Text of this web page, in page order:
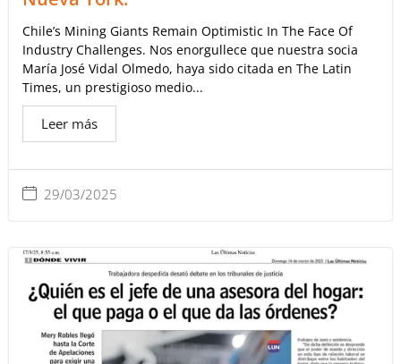
29/03/2025
Chile’s Mining Giants Remain Optimistic In The Face Of
Industry Challenges. Nos enorgullece que nuestra socia
María José Vidal Olmedo, haya sido citada en The Latin
Times, un prestigioso medio...
Leer más